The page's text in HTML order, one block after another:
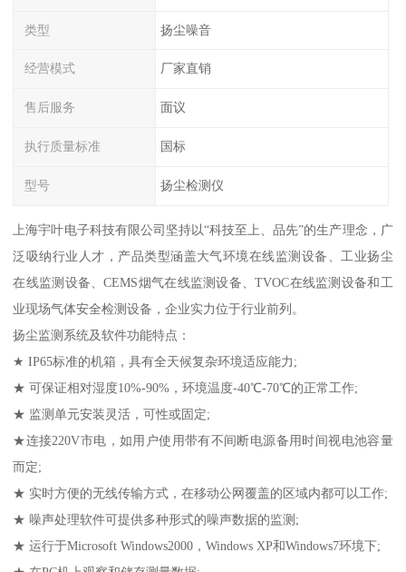
类型 扬尘噪音
经营模式 厂家直销
售后服务 面议
执行质量标准 国标
型号 扬尘检测仪
上海宇叶电子科技有限公司坚持以“科技至上、品先”的生产理念，广
泛吸纳行业人才，产品类型涵盖大气环境在线监测设备、工业扬尘
在线监测设备、CEMS烟气在线监测设备、TVOC在线监测设备和工
业现场气体安全检测设备，企业实力位于行业前列。
扬尘监测系统及软件功能特点：
★ IP65标准的机箱，具有全天候复杂环境适应能力;
★ 可保证相对湿度10%-90%，环境温度-40℃-70℃的正常工作;
★ 监测单元安装灵活，可性或固定;
★连接220V市电，如用户使用带有不间断电源备用时间视电池容量
而定;
★ 实时方便的无线传输方式，在移动公网覆盖的区域内都可以工作;
★ 噪声处理软件可提供多种形式的噪声数据的监测;
★ 运行于Microsoft Windows2000，Windows XP和Windows7环境下;